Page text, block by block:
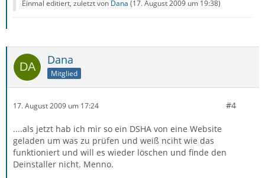
Einmal editiert, zuletzt von Dana (17. August 2009 um 19:38)
Dana
Mitglied
17. August 2009 um 17:24 #4
....als jetzt hab ich mir so ein DSHA von eine Website
geladen um was zu prüfen und weiß nciht wie das
funktioniert und will es wieder löschen und finde den
Deinstaller nicht. Menno.